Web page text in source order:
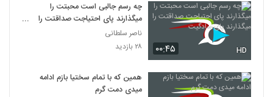
۰۰:۴۵ HD
چه رسم جالبی است محبتت را
میگذارند پای احتیاجت صداقتت را
میگذارند پای سادگیت
ناصر سلطانی
۲۸ بازدید
همین که با تمام سختیا بازم ادامه
میدی دمت گرم